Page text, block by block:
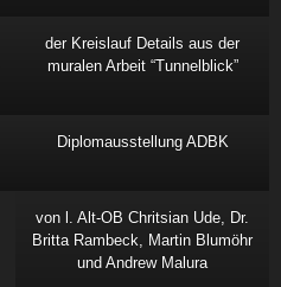
der Kreislauf Details aus der
muralen Arbeit “Tunnelblick”
Diplomausstellung ADBK
von l. Alt-OB Chritsian Ude, Dr.
Britta Rambeck, Martin Blumöhr
und Andrew Malura